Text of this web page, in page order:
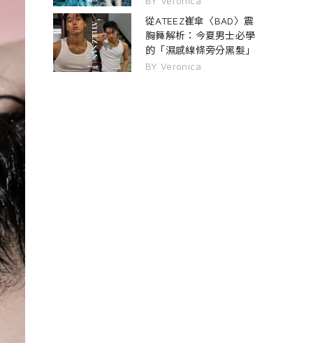
從ATEEZ崔傘〈BAD〉震
胸舞解析：今夏男士必學
的「濕感線條旁分黑髮」
BY Veronica